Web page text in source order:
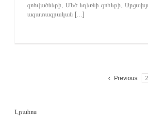
զոհվածների, Մեծ եղեռնի զոհերի,
ազատագրական [...]
Previous 2
Լրահոս